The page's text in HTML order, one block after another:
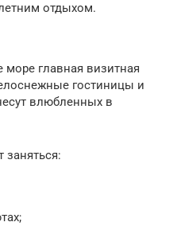
отдыхом.
главная визитная
гостиницы и
влюбленных в
заняться: